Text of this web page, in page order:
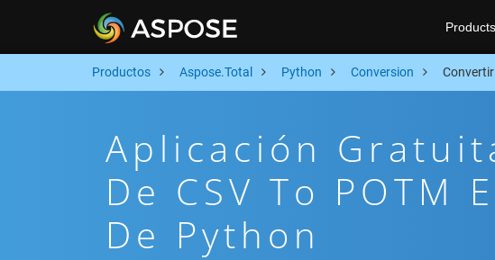
Products
Productos Aspose.Total Python Conversion Convertir
Aplicación
De CSV To POTM
De Python